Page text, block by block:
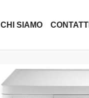
CHI SIAMO CONTATTI